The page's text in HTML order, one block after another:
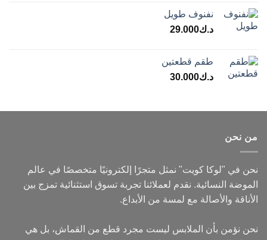
نفنوف طويل
د.ك29.000
طقم قطعتين
د.ك30.000
من نحن
نحن في "لوكا كويت" نمثل متجرًا إلكترونيًا متخصصًا في عالم
الموضة النسائية. نقدم لعملائنا تجربة تسوق استثنائية تمزج بين
الأناقة والأصالة مع لمسة من الأبداع.
نحن نؤمن بأن الملابس ليست مجرد قطع من القماش، بل هي